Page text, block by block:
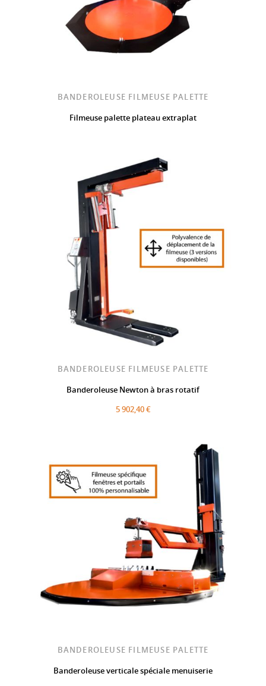
BANDEROLEUSE FILMEUSE PALETTE
Filmeuse palette plateau extraplat
BANDEROLEUSE FILMEUSE PALETTE
Banderoleuse Newton à bras rotatif
5 902,40 €
BANDEROLEUSE FILMEUSE PALETTE
Banderoleuse verticale spéciale menuiserie